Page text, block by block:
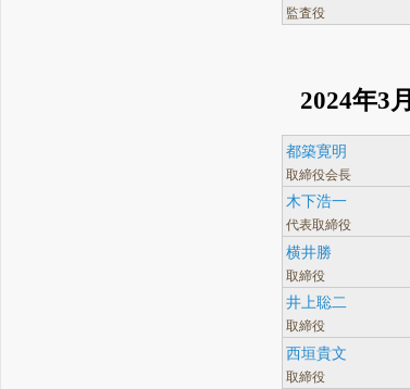
監査役
2024年3月
都築寛明
取締役会長
木下浩一
代表取締役
横井勝
取締役
井上聡二
取締役
西垣貴文
取締役